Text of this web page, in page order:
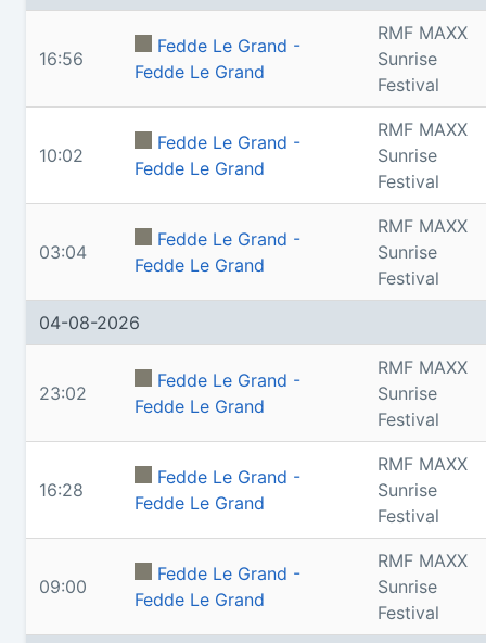
16:56
Fedde Le Grand -
Fedde Le Grand
RMF MAXX
Sunrise
Festival
10:02
Fedde Le Grand -
Fedde Le Grand
RMF MAXX
Sunrise
Festival
03:04
Fedde Le Grand -
Fedde Le Grand
RMF MAXX
Sunrise
Festival
04-08-2026
23:02
Fedde Le Grand -
Fedde Le Grand
RMF MAXX
Sunrise
Festival
16:28
Fedde Le Grand -
Fedde Le Grand
RMF MAXX
Sunrise
Festival
09:00
Fedde Le Grand -
Fedde Le Grand
RMF MAXX
Sunrise
Festival